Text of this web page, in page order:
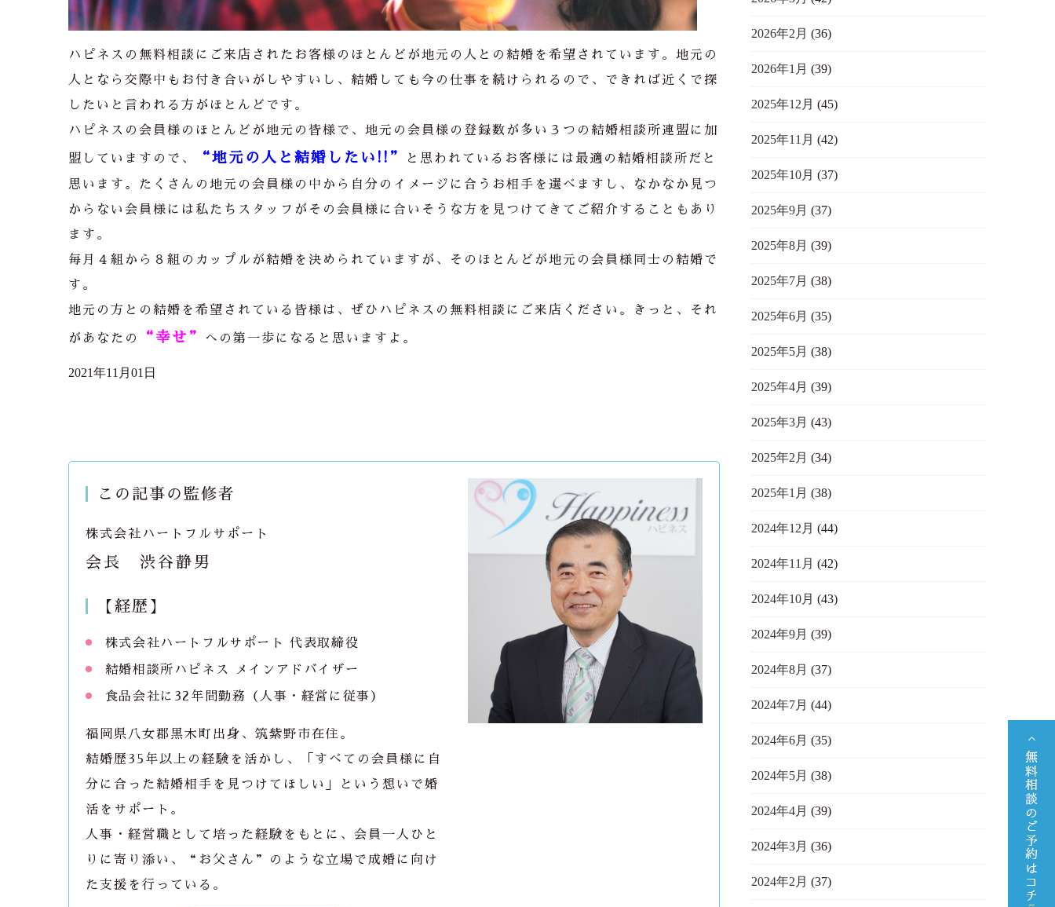
ハピネスの無料相談にご来店されたお客様のほとんどが地元の人との結婚を希望されています。地元の
人となら交際中もお付き合いがしやすいし、結婚しても今の仕事を続けられるので、できれば近くで探
したいと言われる方がほとんどです。
ハピネスの会員様のほとんどが地元の皆様で、地元の会員様の登録数が多い３つの結婚相談所連盟に加
盟していますので、 “地元の人と結婚したい!!” と思われているお客様には最適の結婚相談所だと
思います。たくさんの地元の会員様の中から自分のイメージに合うお相手を選べますし、なかなか見つ
からない会員様には私たちスタッフがその会員様に合いそうな方を見つけてきてご紹介することもあり
ます。
毎月４組から８組のカップルが結婚を決められていますが、そのほとんどが地元の会員様同士の結婚で
す。
地元の方との結婚を希望されている皆様は、ぜひハピネスの無料相談にご来店ください。きっと、それ
があなたの “幸せ” への第一歩になると思いますよ。
2021年11月01日
この記事の監修者
株式会社ハートフルサポート
会長 渋谷静男
【経歴】
株式会社ハートフルサポート 代表取締役
結婚相談所ハピネス メインアドバイザー
食品会社に32年間勤務（人事・経営に従事）
福岡県八女郡黒木町出身、筑紫野市在住。
結婚歴35年以上の経験を活かし、「すべての会員様に自
分に合った結婚相手を見つけてほしい」という想いで婚
活をサポート。
人事・経営職として培った経験をもとに、会員一人ひと
りに寄り添い、“お父さん”のような立場で成婚に向け
た支援を行っている。
2026年2月 (36)
2026年1月 (39)
2025年12月 (45)
2025年11月 (42)
2025年10月 (37)
2025年9月 (37)
2025年8月 (39)
2025年7月 (38)
2025年6月 (35)
2025年5月 (38)
2025年4月 (39)
2025年3月 (43)
2025年2月 (34)
2025年1月 (38)
2024年12月 (44)
2024年11月 (42)
2024年10月 (43)
2024年9月 (39)
2024年8月 (37)
2024年7月 (44)
2024年6月 (35)
2024年5月 (38)
2024年4月 (39)
2024年3月 (36)
2024年2月 (37)